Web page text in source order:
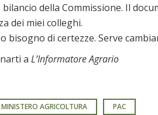
bilancio della Commissione. Il
dei miei colleghi.
bisogno di certezze. Serve
a L’Informatore Agrario
MINISTERO AGRICOLTURA PAC